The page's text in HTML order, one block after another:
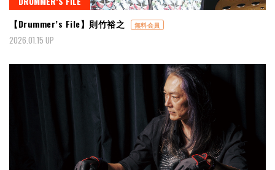
【Drummer’s File】則竹裕之
無料会員
2026.01.15 UP